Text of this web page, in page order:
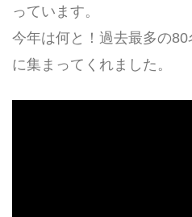
っています。
今年は何と！過去最多の
に集まってくれました。